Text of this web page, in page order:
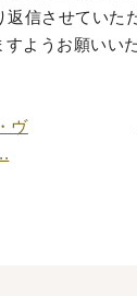
返信させていた
ようお願いい
ヴ